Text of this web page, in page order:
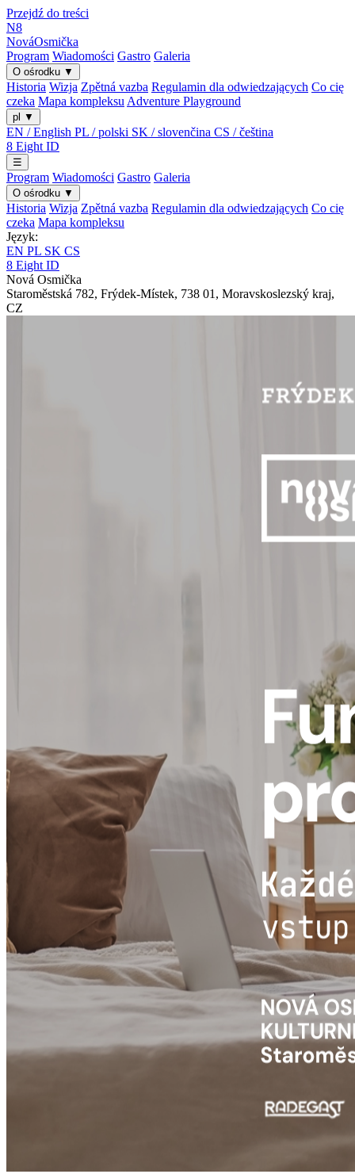
Przejdź do treści
N8
NováOsmička
Program Wiadomości Gastro Galeria
O ośrodku ▼
Historia Wizja Zpětná vazba Regulamin dla odwiedzających Co cię
czeka Mapa kompleksu Adventure Playground
pl ▼
EN / English PL / polski SK / slovenčina CS / čeština
8 Eight ID
☰
Program Wiadomości Gastro Galeria
O ośrodku ▼
Historia Wizja Zpětná vazba Regulamin dla odwiedzających Co cię
czeka Mapa kompleksu
Język:
EN PL SK CS
8 Eight ID
Nová Osmička
Staroměstská 782, Frýdek-Místek, 738 01 , Moravskoslezský kraj,
CZ